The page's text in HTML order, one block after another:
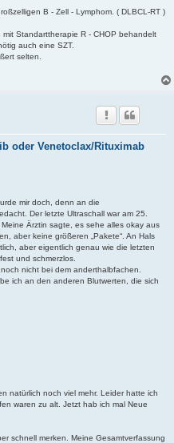
B - Zell - Lymphom. ( DLBCL-RT )
Standarttherapie R - CHOP behandelt
auch eine SZT.
selten.
oder Venetoclax/Rituximab
mir doch, denn an die
Der letzte Ultraschall war am 25.
Ärztin sagte, es sehe alles okay aus
aber keine größeren „Pakete“. An Hals
aber eigentlich genau wie die letzten
und schmerzlos.
nicht bei dem anderthalbfachen.
ich an den anderen Blutwerten, die sich
natürlich noch viel mehr. Leider hatte ich
waren zu alt. Jetzt hab ich mal Neue
schnell merken. Meine Gesamtverfassung